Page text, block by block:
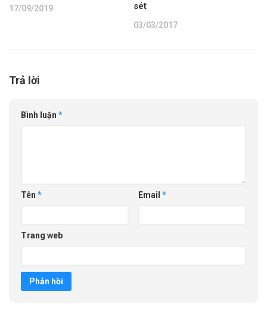
17/09/2019
sét
03/03/2017
Trả lời
Bình luận *
Tên * Email *
Trang web